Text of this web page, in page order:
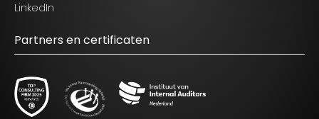
LinkedIn
Partners en certificaten
gebied van Audit, Risk en Compliance.